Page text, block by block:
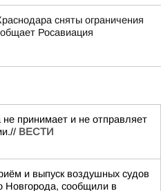
сняты ограничения
Росавиация
принимает и не отправляет
ВЕСТИ
и выпуск воздушных судов
Новгорода, сообщили в